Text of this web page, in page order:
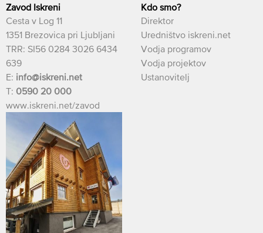
Zavod Iskreni
Cesta v Log 11
1351 Brezovica pri Ljubljani
TRR: SI56 0284 3026 6434
639
E: info@iskreni.net
T: 0590 20 000
www.iskreni.net/zavod
Kdo smo?
Direktor
Uredništvo iskreni.net
Vodja programov
Vodja projektov
Ustanovitelj